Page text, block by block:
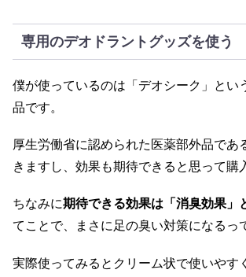
専用のデオドラントグッズを使う
僕が使っているのは「デオシーク」とい
品です。
厚生労働省に認められた医薬部外品であ
きますし、効果も期待できると思って購
ちなみに期待できる効果は「消臭効果」
てことで、まさに足の臭い対策になるっ
実際使ってみるとクリーム状で使いやす